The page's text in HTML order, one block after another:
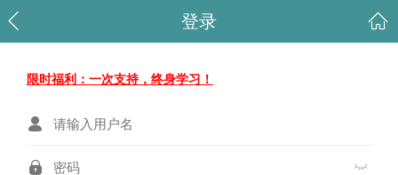
登录
限时福利：一次支持，终身学习！